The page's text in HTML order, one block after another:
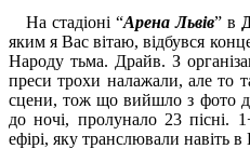
На стадіоні “Арена Львів” в
яким я Вас вітаю, відбувся
Народу тьма. Драйв. З
преси трохи налажали, але то
сцени, тож що вийшло з фото
до ночі, пролунало 23 пісні.
ефірі, яку транслювали навіть